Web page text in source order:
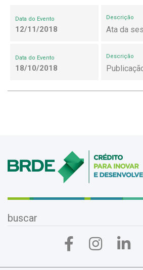
Data do Evento
12/11/2018
Descrição
Ata da
Data do Evento
18/10/2018
Descrição